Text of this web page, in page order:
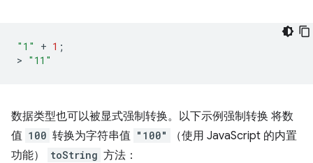
"1" + 1 ;
> "11"
数据类型也可以被显式强制转换。以下示例强制转换 将数
值 100 转换为字符串值 "100"
（使用 JavaScript 的内置
功能）
toString 方法：